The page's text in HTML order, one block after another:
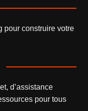
pour construire votre
d’assistance
pour tous